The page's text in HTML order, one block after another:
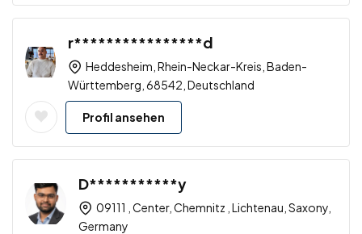
r****************d
Heddesheim, Rhein-Neckar-Kreis, Baden-
Württemberg, 68542, Deutschland
Profil ansehen
D***********y
09111 , Center, Chemnitz , Lichtenau, Saxony,
Germany